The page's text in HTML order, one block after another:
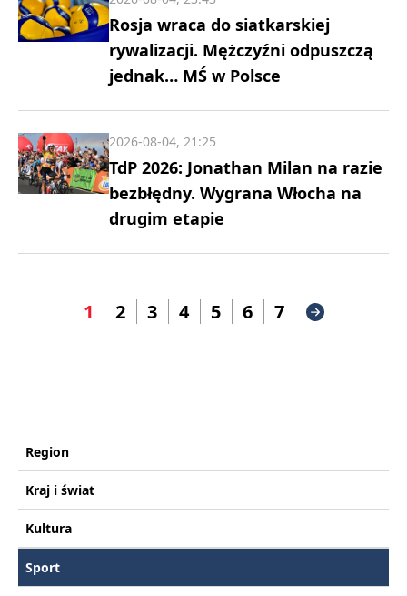
Rosja wraca do siatkarskiej
rywalizacji. Mężczyźni odpuszczą
jednak… MŚ w Polsce
TdP 2026: Jonathan Milan na razie
bezbłędny. Wygrana Włocha na
drugim etapie
2026-08-04, 21:25
1 2 3 4 5 6 7
Region
Kraj i świat
Kultura
Sport